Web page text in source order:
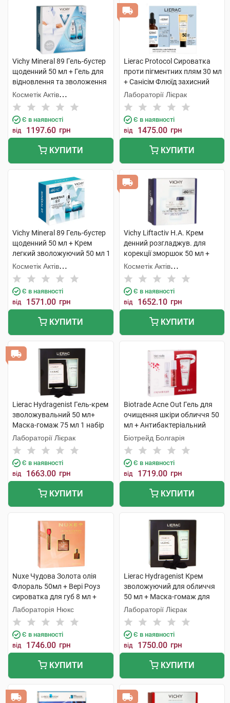
Vichy Mineral 89 Гель-бустер
щоденний 50 мл + Гель для
відновлення та зволоження
шкіри навколо очей 15 мл 1
набір
Косметік Актів
Інтернаціональ
Є в наявності
від 1197.60 грн
КУПИТИ
Lierac Protocol Сироватка
проти пігментних плям 30 мл
+ Санісім Флюїд захисний
SPF 50+ 25мл 1 набір
Лабораторії Лієрак
Є в наявності
від 1475.00 грн
КУПИТИ
Vichy Mineral 89 Гель-бустер
щоденний 50 мл + Крем
легкий зволожуючий 50 мл 1
набір
Косметік Актів
Інтернаціональ
Є в наявності
від 1571.00 грн
КУПИТИ
Vichy Liftactiv H.A. Крем
денний розгладжув. для
корекції зморшок 50 мл +
H.A. Крем нічний
розгладжувальний 50 мл 1
набір
Косметік Актів
Інтернаціональ
Є в наявності
від 1652.10 грн
КУПИТИ
Lierac Hydragenist Гель-крем
зволожувальний 50 мл+
Маска-гомаж 75 мл 1 набір
Лабораторії Лієрак
Є в наявності
від 1663.00 грн
КУПИТИ
Biotrade Acne Out Гель для
очищення шкіри обличчя 50
мл + Антибактеріальний
лосьйон 60 мл +
Зволожувальний крем 60 мл
1 набір
Біотрейд Болгарія
Є в наявності
від 1719.00 грн
КУПИТИ
Nuxe Чудова Золота олія
Флораль 50мл + Вері Роуз
сироватка для губ 8 мл +
Олія суха Флораль 10мл 1
набір
Лабораторія Нюкс
Є в наявності
від 1746.00 грн
КУПИТИ
Lierac Hydragenist Крем
зволожуючий для обличчя
50 мл + Маска-гомаж для
обличчя 75 мл 1 набір
Лабораторії Лієрак
Є в наявності
від 1750.00 грн
КУПИТИ